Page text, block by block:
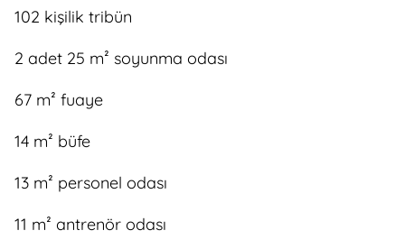
102 kişilik tribün
2 adet 25 m² soyunma odası
67 m² fuaye
14 m² büfe
13 m² personel odası
11 m² antrenör odası